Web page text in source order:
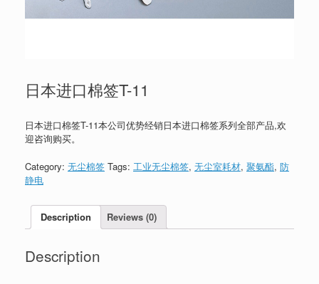
日本进口棉签T-11
日本进口棉签T-11本公司优势经销日本进口棉签系列全部产品,欢
迎咨询购买。
Category: 无尘棉签 Tags: 工业无尘棉签, 无尘室耗材, 聚氨酯, 防
静电
Description Reviews (0)
Description